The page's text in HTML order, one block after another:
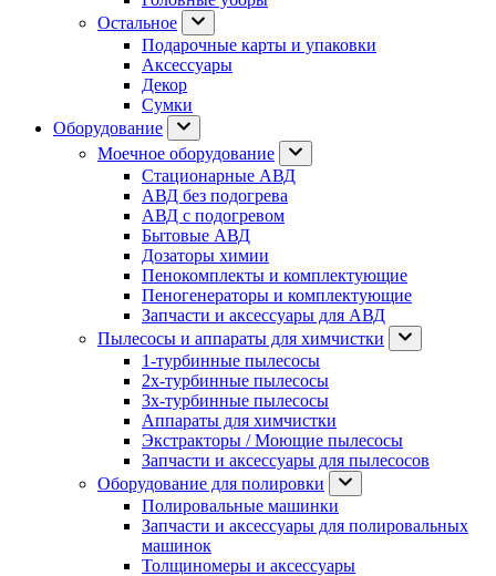
Остальное
Подарочные карты и упаковки
Аксессуары
Декор
Сумки
Оборудование
Моечное оборудование
Стационарные АВД
АВД без подогрева
АВД с подогревом
Бытовые АВД
Дозаторы химии
Пенокомплекты и комплектующие
Пеногенераторы и комплектующие
Запчасти и аксессуары для АВД
Пылесосы и аппараты для химчистки
1-турбинные пылесосы
2х-турбинные пылесосы
3х-турбинные пылесосы
Аппараты для химчистки
Экстракторы / Моющие пылесосы
Запчасти и аксессуары для пылесосов
Оборудование для полировки
Полировальные машинки
Запчасти и аксессуары для полировальных
машинок
Толщиномеры и аксессуары